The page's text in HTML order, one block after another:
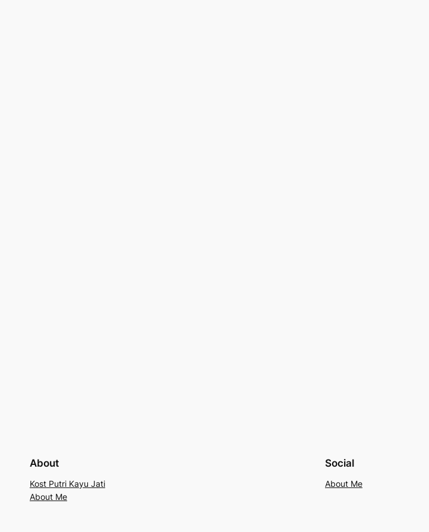
About
Kost Putri Kayu Jati
About Me
Social
About Me